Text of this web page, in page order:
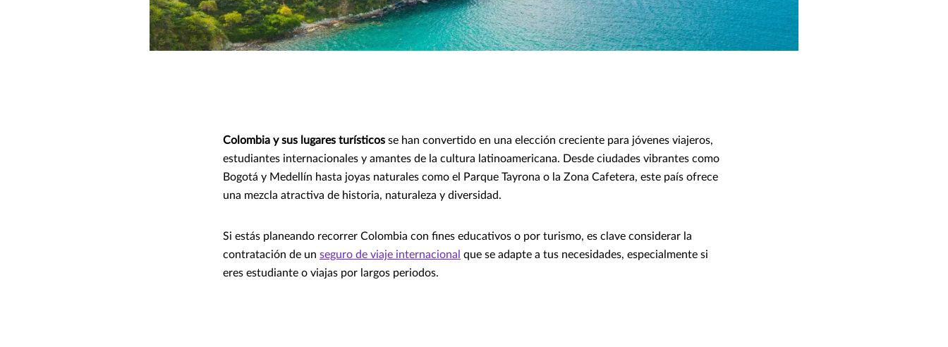
Colombia y sus lugares turísticos se han convertido en una elección creciente para jóvenes viajeros,
estudiantes internacionales y amantes de la cultura latinoamericana. Desde ciudades vibrantes como
Bogotá y Medellín hasta joyas naturales como el Parque Tayrona o la Zona Cafetera, este país ofrece
una mezcla atractiva de historia, naturaleza y diversidad.
Si estás planeando recorrer Colombia con fines educativos o por turismo, es clave considerar la
contratación de un seguro de viaje internacional que se adapte a tus necesidades, especialmente si
eres estudiante o viajas por largos periodos.